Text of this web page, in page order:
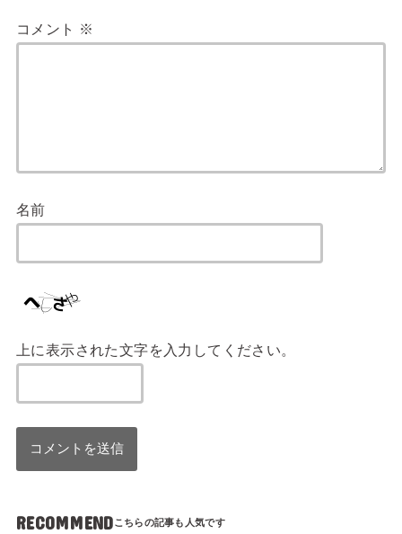
コメント ※
名前
上に表示された文字を入力してください。
RECOMMEND